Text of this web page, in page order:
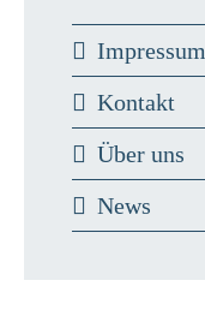
Impressum
Kontakt
Über uns
News